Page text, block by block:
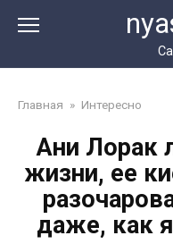
Главная » Интересно
Ани Лорак
жизни, ее
даже, как